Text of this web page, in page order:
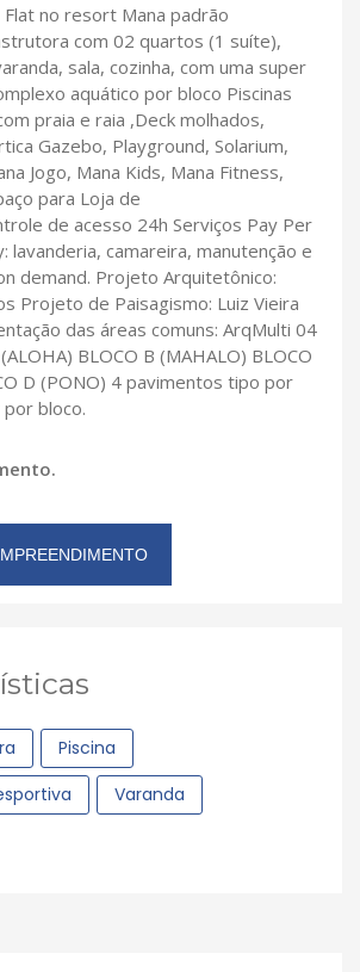
Flat no resort Mana padrão
com 02 quartos (1 suíte),
sala, cozinha, com uma super
aquático por bloco Piscinas
praia e raia ,Deck molhados,
Gazebo, Playground, Solarium,
Jogo, Mana Kids, Mana Fitness,
para Loja de
de acesso 24h Serviços Pay Per
lavanderia, camareira, manutenção e
demand. Projeto Arquitetônico:
Projeto de Paisagismo: Luiz Vieira
das áreas comuns: ArqMulti 04
BLOCO B (MAHALO) BLOCO
D (PONO) 4 pavimentos tipo por
bloco.
Piscina
Varanda